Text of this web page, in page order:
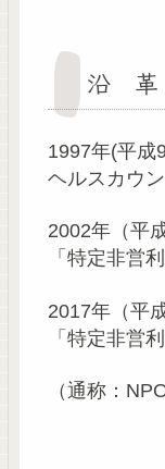
沿 革
1997年(平成9
ヘルスカウ
2002年（平
「特定非営
2017年（平
「特定非営
（通称：